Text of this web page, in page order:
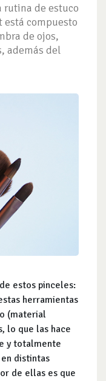
rutina de estuco
está compuesto
de ojos,
además del
estos pinceles:
herramientas
(material
lo que las hace
y totalmente
distintas
de ellas es que